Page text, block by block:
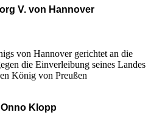
V. von Hannover
von Hannover gerichtet an die
die Einverleibung seines Landes
König von Preußen
Onno Klopp